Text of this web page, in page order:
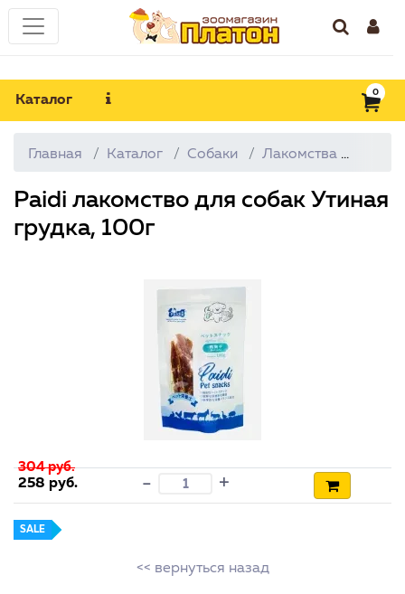
Каталог
0
Главная Каталог Собаки Лакомства
Paidi лакомство для собак Утиная
грудка, 100г
304 руб.
258 руб. - +
SALE
<< вернуться назад